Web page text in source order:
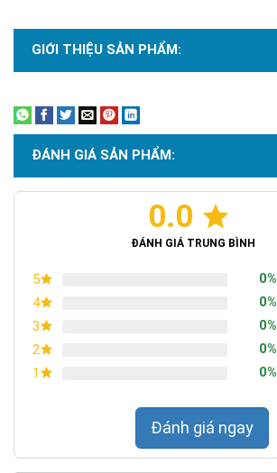
GIỚI THIỆU SẢN PHẨM:Xem thêm
ĐÁNH GIÁ SẢN PHẨM:
0.0
ĐÁNH GIÁ TRUNG BÌNH
5 0%
4
0%
3
0%
2
0%
1
0%
Đánh giá ngay